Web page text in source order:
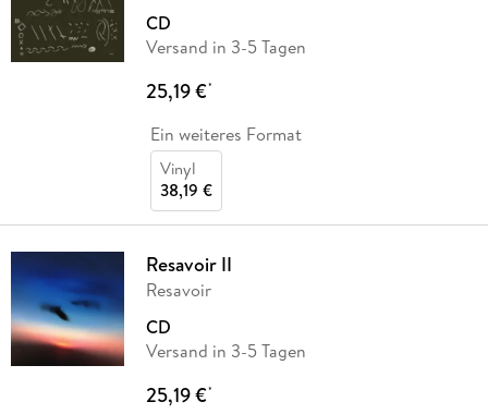
CD
Versand in 3-5 Tagen
25,19 €*
Ein weiteres Format
Vinyl
38,19 €
Resavoir II
Resavoir
CD
Versand in 3-5 Tagen
25,19 €*